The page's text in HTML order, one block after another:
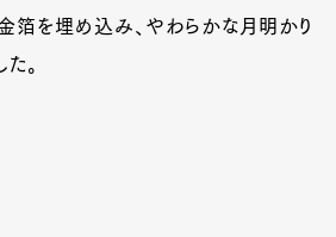
箔を埋め込み、やわらかな月明かり
。